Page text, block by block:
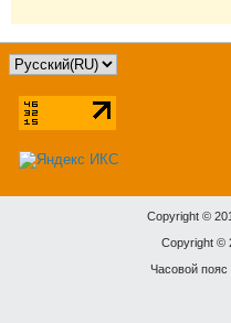
Copyright ©
Copyright ©
Часовой пояс